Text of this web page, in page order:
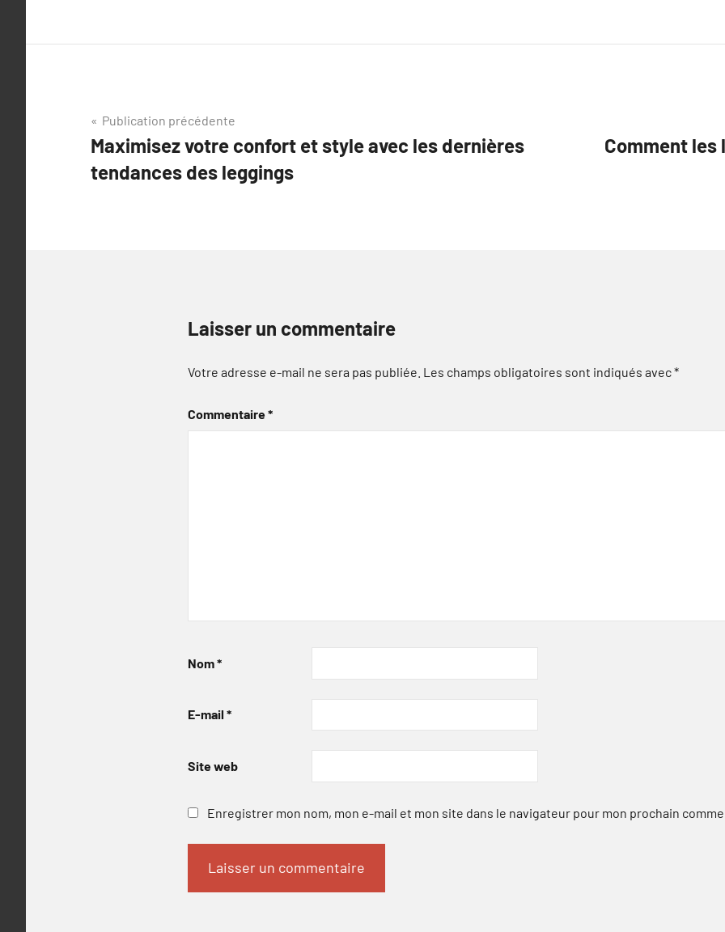
Navigation
de
l’article
Publication précédente
Maximisez votre confort et style avec les dernières
tendances des leggings
Comment
Laisser un commentaire
Votre adresse e-mail ne sera pas publiée. Les champs obligatoires sont indiqués avec*
Commentaire*
Nom*
E-mail *
Site web
Enregistrer mon nom, mon e-mail et mon site dans le navigateur pour mon prochain